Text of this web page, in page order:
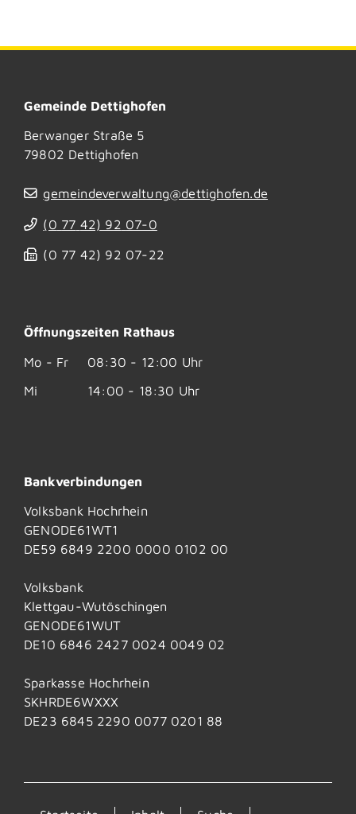
Gemeinde Dettighofen
Berwanger Straße 5
79802 Dettighofen
gemeindeverwaltung@dettighofen.de
(0 77 42) 92 07-0
(0 77 42) 92 07-22
Öffnungszeiten Rathaus
Mo - Fr
08:30 - 12:00 Uhr
Mi
14:00 - 18:30 Uhr
Bankverbindungen
Volksbank Hochrhein
GENODE61WT1
DE59 6849 2200 0000 0102 00
Volksbank
Klettgau-Wutöschingen
GENODE61WUT
DE10 6846 2427 0024 0049 02
Sparkasse Hochrhein
SKHRDE6WXXX
DE23 6845 2290 0077 0201 88